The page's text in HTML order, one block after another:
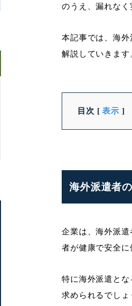
のうえ、漏れなく
本記事では、海外
解説していきます
目次 [ 表示 ]
海外派遣者
企業は、海外派
者が健康で安全に
特に海外派遣と
求められるでしょ